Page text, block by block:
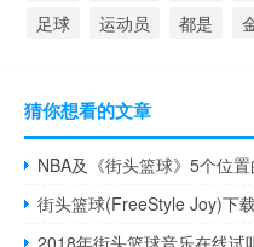
足球
运动员 都是
猜你想看的文章
NBA及《街头篮球》5个位
街头篮球(FreeStyle Joy)下
2018年街头篮球音乐在线试